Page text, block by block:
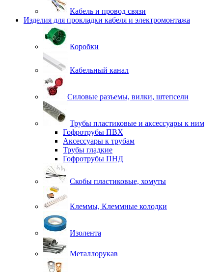
Кабель и провод связи
Изделия для прокладки кабеля и электромонтажа
Коробки
Кабельный канал
Силовые разъемы, вилки, штепсели
Трубы пластиковые и аксессуары к ним
Гофротрубы ПВХ
Аксессуары к трубам
Трубы гладкие
Гофротрубы ПНД
Скобы пластиковые, хомуты
Клеммы, Клеммные колодки
Изолента
Металлорукав